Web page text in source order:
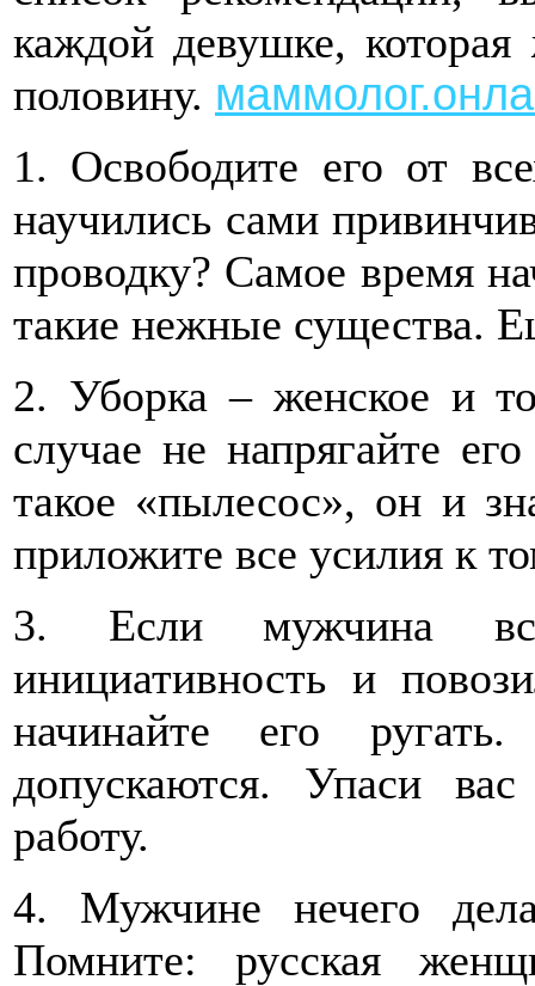
каждой девушке,
половину.
1. Освободите его от
научились сами
проводку? Самое время
такие нежные существа.
2. Уборка – женское и
случае не напрягайте
такое «пылесос», он и
приложите все усилия к
3. Если мужчина
инициативность и
начинайте его
допускаются. Упаси
работу.
4. Мужчине нечего
Помните: русская